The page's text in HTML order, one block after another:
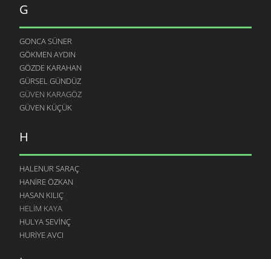
G
GONCA SÜNER
GÖKMEN AYDIN
GÖZDE KARAHAN
GÜRSEL GÜNDÜZ
GÜVEN KARAGÖZ
GÜVEN KÜÇÜK
H
HALENUR SARAÇ
HANIRE ÖZKAN
HASAN KILIÇ
HELIM KAYA
HULYA SEVINÇ
HURIYE AVCI